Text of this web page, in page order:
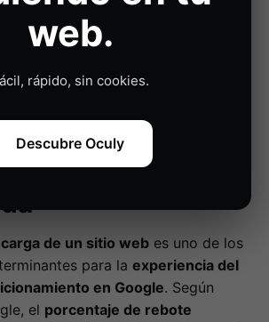
de la información bien
el flujo de navegación, reduce
ordenados, llamadas a la acción
de carga
de un sitio web es uno de los
para la experiencia del
en Google. Según
el porcentaje de rebote
web.
rápido, sin cookies.
Descubre Oculy